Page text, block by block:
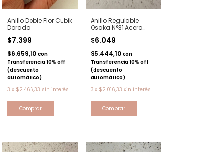
Anillo Doble Flor Cubik
Dorado
$7.399
$6.659,10 con
Transferencia 10% off
(descuento
automático)
3 x $2.466,33 sin interés
Anillo Regulable
Osaka N°31 Acero
$6.049
$5.444,10 con
Transferencia 10% off
(descuento
automático)
3 x $2.016,33 sin interés